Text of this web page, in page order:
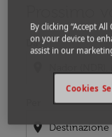
Da
location_on
By clicking “Accept
on your device to
assist in our
Cookies